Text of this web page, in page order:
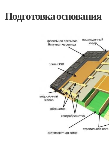
Подготовка основания